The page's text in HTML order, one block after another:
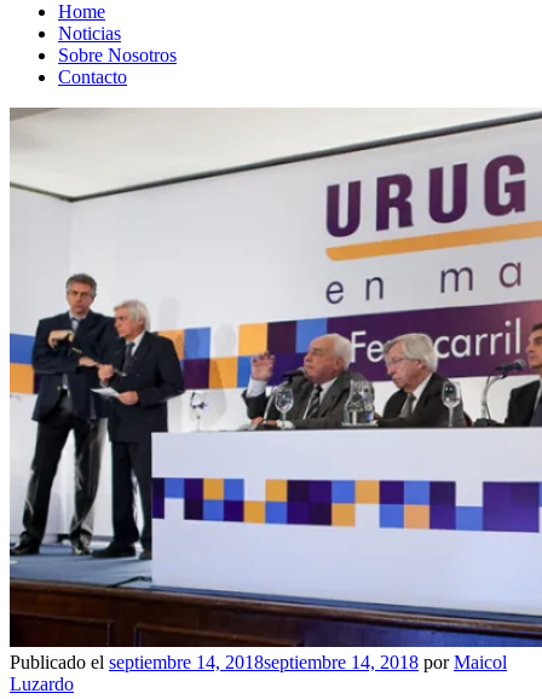
Home
Noticias
Sobre Nosotros
Contacto
Publicado el septiembre 14, 2018septiembre 14, 2018 porMaicol
Luzardo